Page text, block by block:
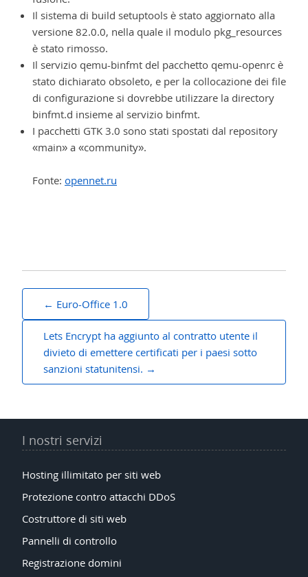
Il sistema di build setuptools è stato aggiornato alla
versione 82.0.0, nella quale il modulo pkg_resources
è stato rimosso.
Il servizio qemu-binfmt del pacchetto qemu-openrc è
stato dichiarato obsoleto, e per la collocazione dei file
di configurazione si dovrebbe utilizzare la directory
binfmt.d insieme al servizio binfmt.
I pacchetti GTK 3.0 sono stati spostati dal repository
«main» a «community».
Fonte: opennet.ru
Navigazione
articoli
Euro-Office 1.0
Lets Encrypt ha aggiunto al contratto utente il
divieto di emettere certificati per i paesi sotto
sanzioni statunitensi.
I nostri servizi
Hosting illimitato per siti web
Protezione contro attacchi DDoS
Costruttore di siti web
Pannelli di controllo
Registrazione domini